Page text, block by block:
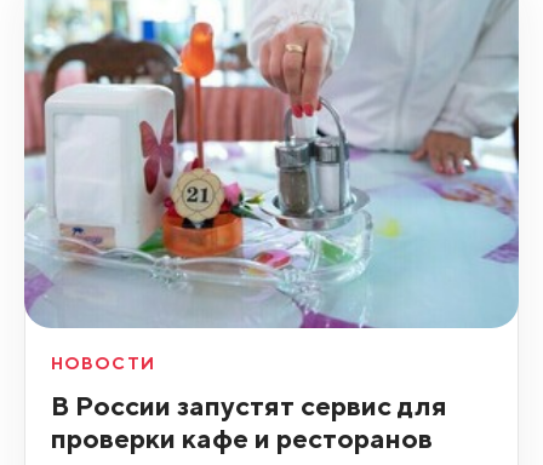
НОВОСТИ
В России запустят сервис для
проверки кафе и ресторанов